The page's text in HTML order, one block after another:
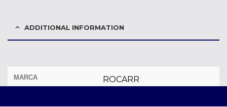
ADDITIONAL INFORMATION
MARCA ROCARR